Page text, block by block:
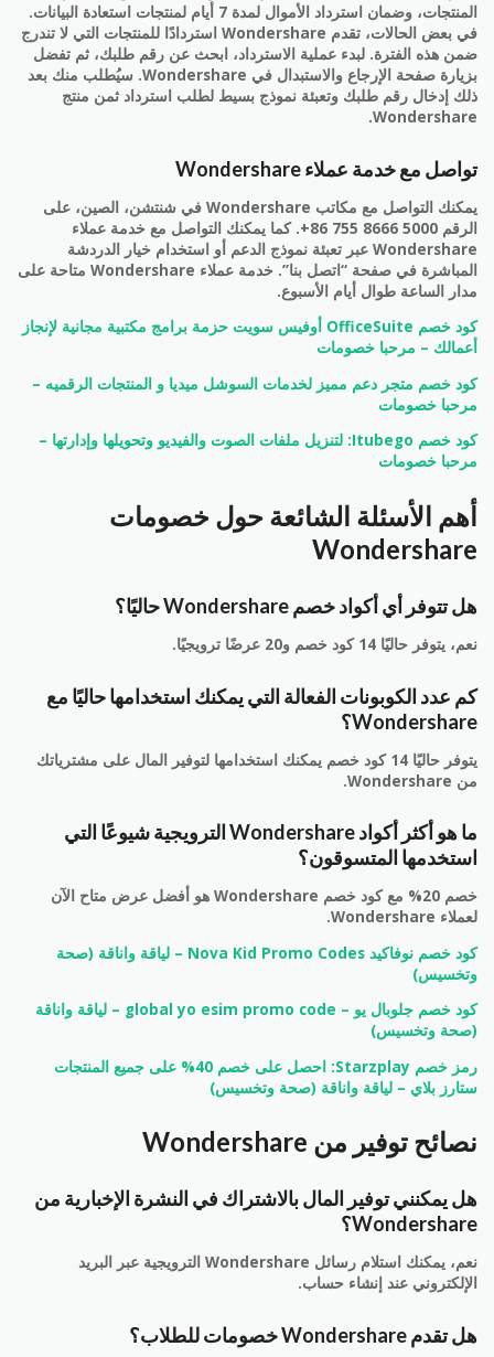
المنتجات، وضمان استرداد الأموال لمدة 7 أيام لمنتجات استعادة البيانات.
في بعض الحالات، تقدم Wondershare استردادًا للمنتجات التي لا تندرج
ضمن هذه الفترة. لبدء عملية الاسترداد، ابحث عن رقم طلبك، ثم تفضل
بزيارة صفحة الإرجاع والاستبدال في Wondershare. سيُطلب منك بعد
ذلك إدخال رقم طلبك وتعبئة نموذج بسيط لطلب استرداد ثمن منتج
Wondershare.
تواصل مع خدمة عملاء Wondershare
يمكنك التواصل مع مكاتب Wondershare في شنتشن، الصين، على
الرقم ‎+86 755 8666 5000. كما يمكنك التواصل مع خدمة عملاء
Wondershare عبر تعبئة نموذج الدعم أو استخدام خيار الدردشة
المباشرة في صفحة “اتصل بنا”. خدمة عملاء Wondershare متاحة على
مدار الساعة طوال أيام الأسبوع.
كود خصم OfficeSuite أوفيس سويت حزمة برامج مكتبية مجانية لإنجاز
أعمالك – مرحبا خصومات
كود خصم متجر دعم مميز لخدمات السوشل ميديا و المنتجات الرقميه –
مرحبا خصومات
كود خصم Itubego: لتنزيل ملفات الصوت والفيديو وتحويلها وإدارتها –
مرحبا خصومات
أهم الأسئلة الشائعة حول خصومات
Wondershare
هل تتوفر أي أكواد خصم Wondershare حاليًا؟
نعم، يتوفر حاليًا 14 كود خصم و20 عرضًا ترويجيًا.
كم عدد الكوبونات الفعالة التي يمكنك استخدامها حاليًا مع
Wondershare؟
يتوفر حاليًا 14 كود خصم يمكنك استخدامها لتوفير المال على مشترياتك
من Wondershare.
ما هو أكثر أكواد Wondershare الترويجية شيوعًا التي
استخدمها المتسوقون؟
خصم 20% مع كود خصم Wondershare هو أفضل عرض متاح الآن
لعملاء Wondershare.
كود خصم نوفاكيد Nova Kid Promo Codes – لياقة واناقة (صحة
وتخسيس)
كود خصم جلوبال يو – global yo esim promo code – لياقة واناقة
(صحة وتخسيس)
رمز خصم Starzplay: احصل على خصم 40% على جميع المنتجات
ستارز بلاي – لياقة واناقة (صحة وتخسيس)
نصائح توفير من Wondershare
هل يمكنني توفير المال بالاشتراك في النشرة الإخبارية من
Wondershare؟
نعم، يمكنك استلام رسائل Wondershare الترويجية عبر البريد
الإلكتروني عند إنشاء حساب.
هل تقدم Wondershare خصومات للطلاب؟